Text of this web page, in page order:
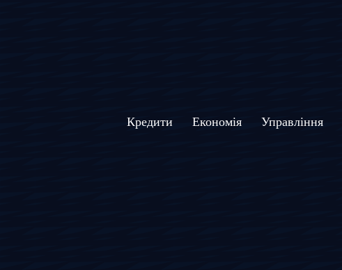
Кредити Економія Управління